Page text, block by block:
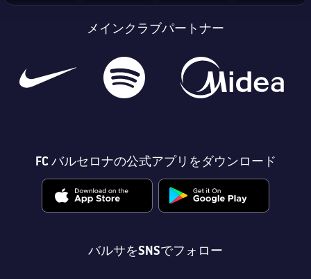
メインクラブパートナー
FC バルセロナの公式アプリをダウンロード
バルサをSNSでフォロー